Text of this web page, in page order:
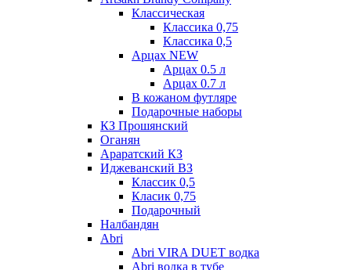
Классическая
Классика 0,75
Классика 0,5
Арцах NEW
Арцах 0.5 л
Арцах 0.7 л
В кожаном футляре
Подарочные наборы
КЗ Прошянский
Оганян
Араратский КЗ
Иджеванский ВЗ
Классик 0,5
Класик 0,75
Подарочный
Налбандян
Abri
Abri VIRA DUET водка
Abri водка в тубе